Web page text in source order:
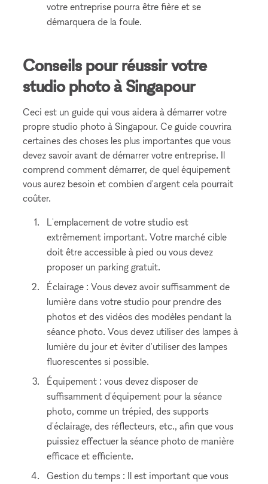
votre entreprise pourra être fière et se
démarquera de la foule.
Conseils pour réussir votre
studio photo à Singapour
Ceci est un guide qui vous aidera à démarrer votre
propre studio photo à Singapour. Ce guide couvrira
certaines des choses les plus importantes que vous
devez savoir avant de démarrer votre entreprise. Il
comprend comment démarrer, de quel équipement
vous aurez besoin et combien d'argent cela pourrait
coûter.
L'emplacement de votre studio est
extrêmement important. Votre marché cible
doit être accessible à pied ou vous devez
proposer un parking gratuit.
Éclairage : Vous devez avoir suffisamment de
lumière dans votre studio pour prendre des
photos et des vidéos des modèles pendant la
séance photo. Vous devez utiliser des lampes à
lumière du jour et éviter d'utiliser des lampes
fluorescentes si possible.
Équipement : vous devez disposer de
suffisamment d'équipement pour la séance
photo, comme un trépied, des supports
d'éclairage, des réflecteurs, etc., afin que vous
puissiez effectuer la séance photo de manière
efficace et efficiente.
Gestion du temps : Il est important que vous